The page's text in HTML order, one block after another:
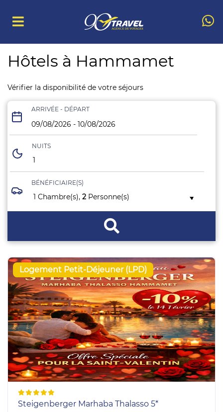
Hôtels à Hammamet
Vérifier la disponibilité de votre séjours
ARRIVÉE - DÉPART
NUITS
1
BÉNÉFICIAIRE(S)
1 Chambre(s), 2 Personne(s)
Logement Petit-Déjeuner (LPD)
Steigenberger Marhaba Thalasso 5*